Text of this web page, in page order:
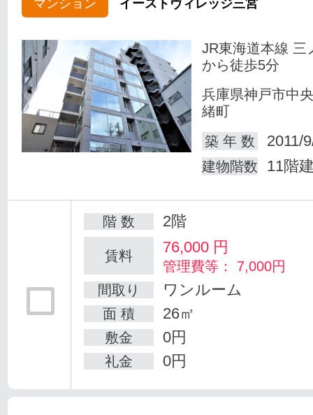
マンション イーストヴィレッジ三宮
JR東海道本線 三
から徒歩5分
兵庫県神戸市中
緒町
築 年 数
2011/
建物階数 11階
階 数 2階
賃料 76,000 円
管理費等： 7,000円
間取り
ワンルーム
面 積 26㎡
敷金 0円
礼金 0円